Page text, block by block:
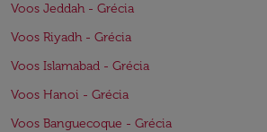
Voos Jeddah - Grécia
Voos Riyadh - Grécia
Voos Islamabad - Grécia
Voos Hanoi - Grécia
Voos Banguecoque - Grécia